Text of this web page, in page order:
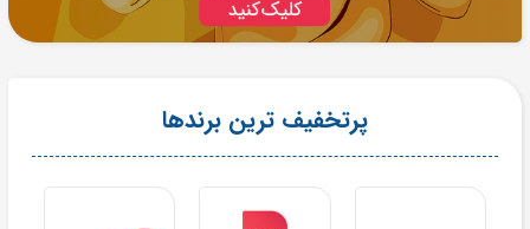
پرتخفیف ترین برندها